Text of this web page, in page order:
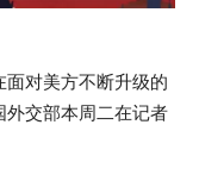
面对美方不断升级的
外交部本周二在记者